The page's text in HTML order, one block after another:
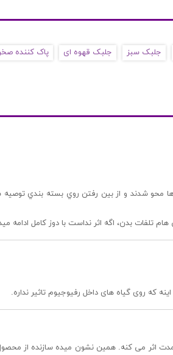
جلبک سبز جلبک قهوه ای پاک کننده
و بصورت باورنكردني بعد از يك هفته يعني ٣ بار اضافه كردن، همه جلبك ها محو شدند
تلفات بدن، اگه اثر نداست با دوز كامل ادامه
که روی گیاه های داخل رفیوجیوم تاثیر نداره.
اثر می کنه. همین نشون میده سازنده از